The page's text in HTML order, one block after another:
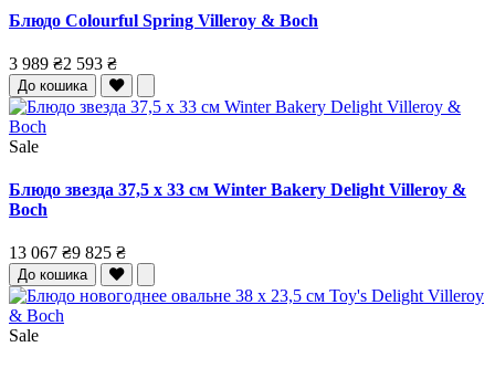
Блюдо Colourful Spring Villeroy & Boch
3 989 ₴2 593 ₴
До кошика
Sale
Блюдо звезда 37,5 x 33 см Winter Bakery Delight Villeroy &
Boch
13 067 ₴9 825 ₴
До кошика
Sale